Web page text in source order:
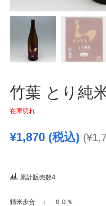
竹葉 とり純
在庫切れ
¥1,870 (税込) (¥
累計販売数4
精米歩合 ： ６０％